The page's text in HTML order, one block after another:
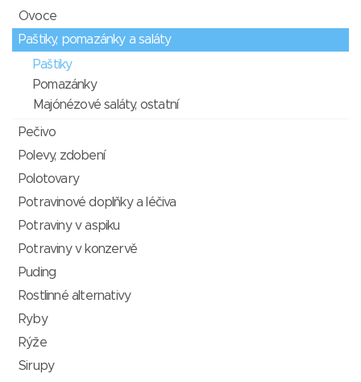
Ovoce
Paštiky, pomazánky a saláty
Paštiky
Pomazánky
Majónézové saláty, ostatní
Pečivo
Polevy, zdobení
Polotovary
Potravinové doplňky a léčiva
Potraviny v aspiku
Potraviny v konzervě
Puding
Rostlinné alternativy
Ryby
Rýže
Sirupy